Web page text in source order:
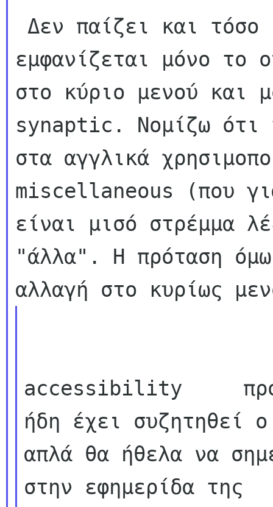
εμφανίζεται μόνο το
στο κύριο μενού και
synaptic. Νομίζω ότι
στα αγγλικά
miscellaneous (που
είναι μισό στρέμμα
"άλλα". Η πρόταση
accessibility
ήδη έχει συζητηθεί
απλά θα ήθελα να
στην εφημερίδα της